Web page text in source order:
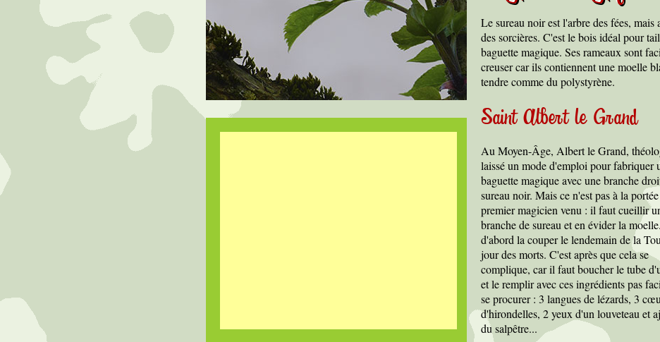
Le sureau noir est l'arbre des fées, mais
des sorcières. C'est le bois idéal pour
baguette magique. Ses rameaux sont
creuser car ils contiennent une moelle
tendre comme du polystyrène.
Saint Albert le Grand
Au Moyen-Âge, Albert le Grand,
laissé un mode d'emploi pour fabriquer
baguette magique avec une branche
sureau noir. Mais ce n'est pas à la
premier magicien venu : il faut cueillir
branche de sureau et en évider la
d'abord la couper le lendemain de la
jour des morts. C'est après que cela se
complique, car il faut boucher le tube
et le remplir avec ces ingrédients pas
se procurer : 3 langues de lézards, 3
d'hirondelles, 2 yeux d'un louveteau et
du salpêtre...